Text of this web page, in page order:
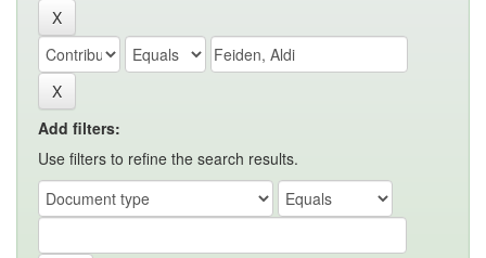
Add filters:
Use filters to refine the search results.